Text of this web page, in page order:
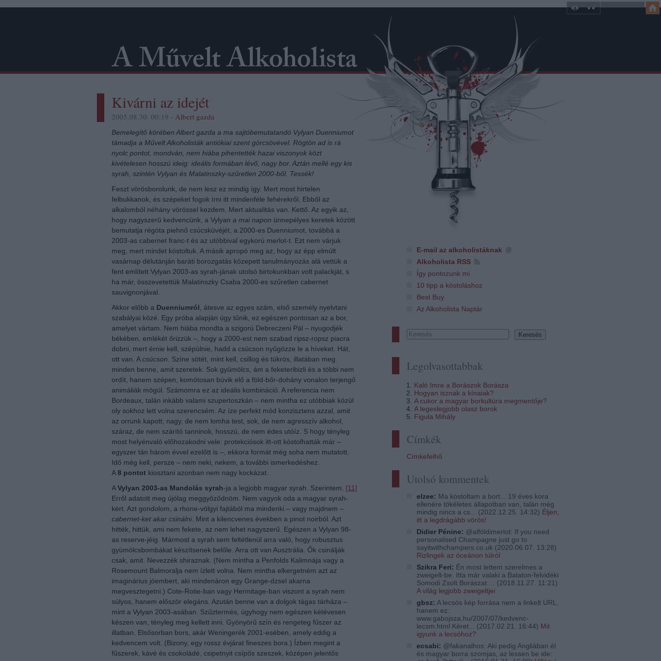
E-mail az alkoholistáknak
Alkoholista RSS
Így pontozunk mi
10 tipp a kóstoláshoz
Best Buy
Az Alkoholista Naptár
Legolvasottabbak
Kaló Imre a Borászok Borásza
Hogyan isznak a kínaiak?
A cukor a magyar borkultúra megmentője?
A legeslegjobb olasz borok
Figula Mihály
Címkék
Címkefelhő
Utolsó kommentek
elzee: Ma kóstoltam a bort... 19 éves kora
ellenére tökéletes állapotban van, talán még
mindig nincs a cs... (2022.12.25. 14:32) Éljen,
itt a legdrágább vörös!
Didier Pénine: @alföldimerlot: If you need
personalised Champagne just go to
sayitwithchampers.co.uk (2020.06.07. 13:28)
Rizlingek az óceánon túlról
Szikra Feri: Én most lettem szerelmes a
zweigelt-be. Itta már valaki a Balaton-felvidéki
Somodi Zsolt Borászat ... (2018.11.27. 11:21)
A világ legjobb zweigeltjei
gbsz: A lecsós kép forrása nem a linkelt URL,
hanem ez:
www.gabojsza.hu/2007/07/kedvenc-
lecsm.html Kéret... (2017.02.21. 16:44) Mit
igyunk a lecsóhoz?
ecsabi: @fakanalhos: Aki pedig Angliában él
és magyar borra szomjas, az lessen be ide:
Kivárni az idejét
2005.08.30. 00:19 - Albert gazda
Bemelegítő körében Albert gazda a ma sajtóbemutatandó Vylyan Duenniumot
támadja a Művelt Alkoholisták antiókiai szent górcsövével. Rögtön ad is rá
nyolc pontot, mondván, nem hiába pihentették hazai viszonyok közt
kivételesen hosszú ideig: ideális formában lévő, nagy bor. Aztán mellé egy kis
syrah, szintén Vylyan és Malatinszky-szűretlen 2000-ből. Tessék!
Feszt vörösborolunk, de nem lesz ez mindig így. Mert most hirtelen
felbukkanok, és szépeket fogok írni itt mindenféle fehérekről. Ebből az
alkalomból néhány vörössel kezdem. Mert aktualitás van. Kettő. Az egyik az,
hogy nagyszerű kedvencünk, a Vylyan a mai napon ünnepélyes keretek között
bemutatja régóta piehnő csúcsküvéjét, a 2000-es Duenniumot, továbbá a
2003-as cabernet franc-t és az utóbbival egykorú merlot-t. Ezt nem várjuk
meg, mert mindet kóstoltuk. A másik apropó meg az, hogy az épp elmúlt
vasárnap délutánján baráti borozgatás közepett tanulmányozás alá vettük a
fent említett Vylyan 2003-as syrah-jának utolsó birtokunkban volt palackját, s
ha már, összevetettük Malatinszky Csaba 2000-es szűretlen cabernet
sauvignonjával.
Akkor előbb a Duenniumról , átesve az egyes szám, első személy nyelvtani
szabályai közé. Egy próba alapján úgy tűnik, ez egészen pontosan az a bor,
amelyet vártam. Nem hiába mondta a szigorú Debreczeni Pál – nyugodjék
békében, emlékét őrizzük –, hogy a 2000-est nem szabad ripsz-ropsz piacra
dobni, mert érnie kell, szépülnie, hadd a csúcson nyűgözze le a híveket. Hát,
ott van. Acsúcson . Színe sötét, mint kell, csillog és tükrös, illatában meg
minden benne, amit szeretek. Sok gyümölcs, ám a feketeribizli és a többi nem
ordít, hanem szépen, komótosan búvik elő a föld-bőr-dohány vonalon terjengő
animáliák mögül. Számomra ez az ideális kombináció. A referencia nem
Bordeaux, talán inkább valami szupertoszkán – nem mintha ez utóbbiak közül
oly sokhoz lett volna szerencsém. Az íze perfekt mód konzisztens azzal, amit
az orrunk kapott; nagy, de nem lomha test, sok, de nem agresszív alkohol,
száraz, de nem szárító tanninok, hosszú, de nem édes utóíz. S hogy tényleg
most helyénvaló előhozakodni vele: protekciósok itt-ott kóstolhatták már –
egyszer tán három évvel ezelőtt is –, ekkora formát még soha nem mutatott.
Idő még kell, persze – nem neki, nekem, a további ismerkedéshez.
A8 pontot kiosztani azonban nem nagy kockázat.
AVylyan 2003-as Mandolás syrah-ja a legjobb magyar syrah. Szerintem. [11]
Erről adatott meg újólag meggyőződnöm. Nem vagyok oda a magyar syrah-
kért. Azt gondolom, a rhone-völgyi fajtából ma mindenki – vagy majdnem –
cabernet-ket akar csinálni . Mint a kilencvenes években a pinot noirból. Azt
hitték, hittük, ami nem fekete, az nem lehet nagyszerű. Egészen a Vylyan 98-
as reserve-jéig. Mármost a syrah sem feltétlenül arra való, hogy robusztus
gyümölcsbombákat készítsenek belőle. Arra ott van Ausztrália. Ők csinálják
csak, amit. Nevezzék shiraznak. (Nem mintha a Penfolds Kalimnája vagy a
Rosemount Balmoralja nem ízlett volna. Nem mintha elkergetném azt az
imaginárius jóembert, aki mindenáron egy Grange-dzsel akarna
megvesztegetni.) Cote-Rotie-ban vagy Hermitage-ban viszont a syrah nem
súlyos, hanem először elegáns. Azután benne van a dolgok tágas tárháza –
mint a Vylyan 2003-asában. Szűztermés, úgyhogy nem egészen kétévesen
készen van, tényleg meg kellett inni. Gyönyörű szín és rengeteg fűszer az
illatban. Elsősorban bors, akár Weningerék 2001-esében, amely eddig a
kedvencem volt. (Bizony, egy rossz évjárat fineszes bora.) Ízben megint a
fűszerek, kávé és csokoládé, csipetnyit csípős szeszek, középen jelentős